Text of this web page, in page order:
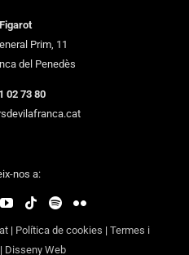
Prim, 11
del Penedès
02 73 80
nos a:
| Política de cookies | Termes i
| Disseny Web